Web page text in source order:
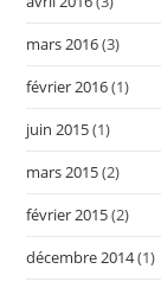
mars 2016(3)
février 2016(1)
juin 2015(1)
mars 2015(2)
février 2015(2)
décembre 2014(1)